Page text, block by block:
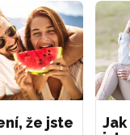
že jste